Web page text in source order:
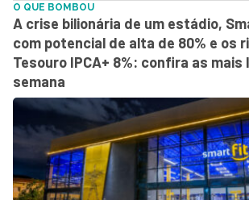
O QUE BOMBOU
A crise bilionária de um estádio,
com potencial de alta de 80% e os
Tesouro IPCA+ 8%: confira as mais
semana